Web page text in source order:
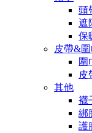
頭
遮
保
皮帶&圍
圍
皮
其他
襪
綁
護